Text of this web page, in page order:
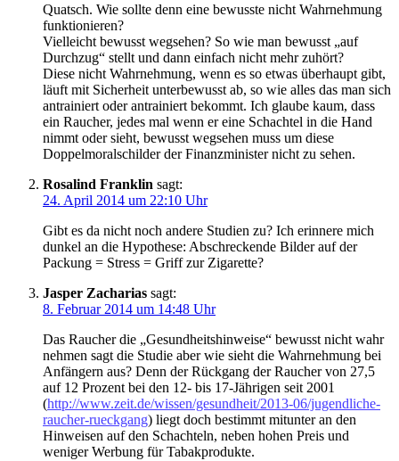
Quatsch. Wie sollte denn eine bewusste nicht Wahrnehmung
funktionieren?
Vielleicht bewusst wegsehen? So wie man bewusst „auf
Durchzug“ stellt und dann einfach nicht mehr zuhört?
Diese nicht Wahrnehmung, wenn es so etwas überhaupt gibt,
läuft mit Sicherheit unterbewusst ab, so wie alles das man sich
antrainiert oder antrainiert bekommt. Ich glaube kaum, dass
ein Raucher, jedes mal wenn er eine Schachtel in die Hand
nimmt oder sieht, bewusst wegsehen muss um diese
Doppelmoralschilder der Finanzminister nicht zu sehen.
Rosalind Franklin sagt:
24. April 2014 um 22:10 Uhr
Gibt es da nicht noch andere Studien zu? Ich erinnere mich
dunkel an die Hypothese: Abschreckende Bilder auf der
Packung = Stress = Griff zur Zigarette?
Jasper Zacharias sagt:
8. Februar 2014 um 14:48 Uhr
Das Raucher die „Gesundheitshinweise“ bewusst nicht wahr
nehmen sagt die Studie aber wie sieht die Wahrnehmung bei
Anfängern aus? Denn der Rückgang der Raucher von 27,5
auf 12 Prozent bei den 12- bis 17-Jährigen seit 2001
(http://www.zeit.de/wissen/gesundheit/2013-06/jugendliche-
raucher-rueckgang) liegt doch bestimmt mitunter an den
Hinweisen auf den Schachteln, neben hohen Preis und
weniger Werbung für Tabakprodukte.